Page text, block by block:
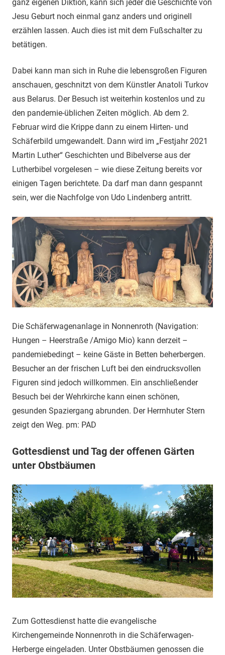
ganz eigenen Diktion, kann sich jeder die Geschichte von
Jesu Geburt noch einmal ganz anders und originell
erzählen lassen. Auch dies ist mit dem Fußschalter zu
betätigen.
Dabei kann man sich in Ruhe die lebensgroßen Figuren
anschauen, geschnitzt von dem Künstler Anatoli Turkov
aus Belarus. Der Besuch ist weiterhin kostenlos und zu
den pandemie-üblichen Zeiten möglich. Ab dem 2.
Februar wird die Krippe dann zu einem Hirten- und
Schäferbild umgewandelt. Dann wird im „Festjahr 2021
Martin Luther“ Geschichten und Bibelverse aus der
Lutherbibel vorgelesen – wie diese Zeitung bereits vor
einigen Tagen berichtete. Da darf man dann gespannt
sein, wer die Nachfolge von Udo Lindenberg antritt.
Die Schäferwagenanlage in Nonnenroth (Navigation:
Hungen – Heerstraße /Amigo Mio) kann derzeit –
pandemiebedingt – keine Gäste in Betten beherbergen.
Besucher an der frischen Luft bei den eindrucksvollen
Figuren sind jedoch willkommen. Ein anschließender
Besuch bei der Wehrkirche kann einen schönen,
gesunden Spaziergang abrunden. Der Herrnhuter Stern
zeigt den Weg. pm: PAD
Gottesdienst und Tag der offenen Gärten
unter Obstbäumen
Zum Gottesdienst hatte die evangelische
Kirchengemeinde Nonnenroth in die Schäferwagen-
Herberge eingeladen. Unter Obstbäumen genossen die